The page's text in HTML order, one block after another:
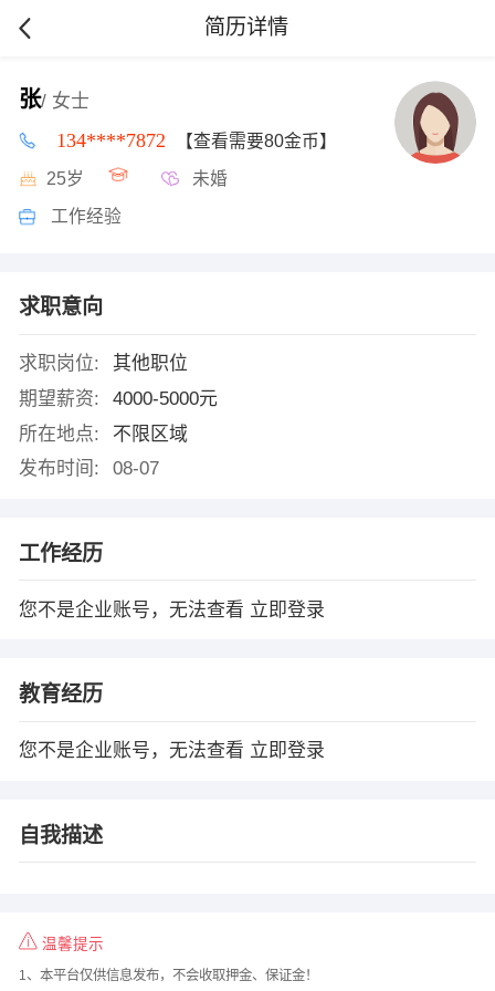
简历详情
张/ 女士
134****7872 【查看需要80金币】
25岁 未婚
工作经验
求职意向
求职岗位:
其他职位
期望薪资:
4000-5000元
所在地点:
不限区域
发布时间:
08-07
工作经历
您不是企业账号，无法查看 立即登录
教育经历
您不是企业账号，无法查看 立即登录
自我描述
温馨提示
1、本平台仅供信息发布，不会收取押金、保证金！